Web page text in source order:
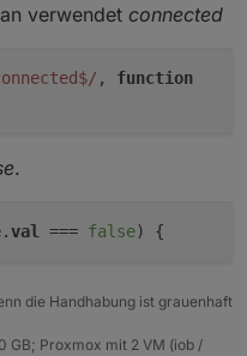
verwendet connected
, function
.
val === false
die Handhabung ist grauenhaft
GB; Proxmox mit 2 VM (iob /